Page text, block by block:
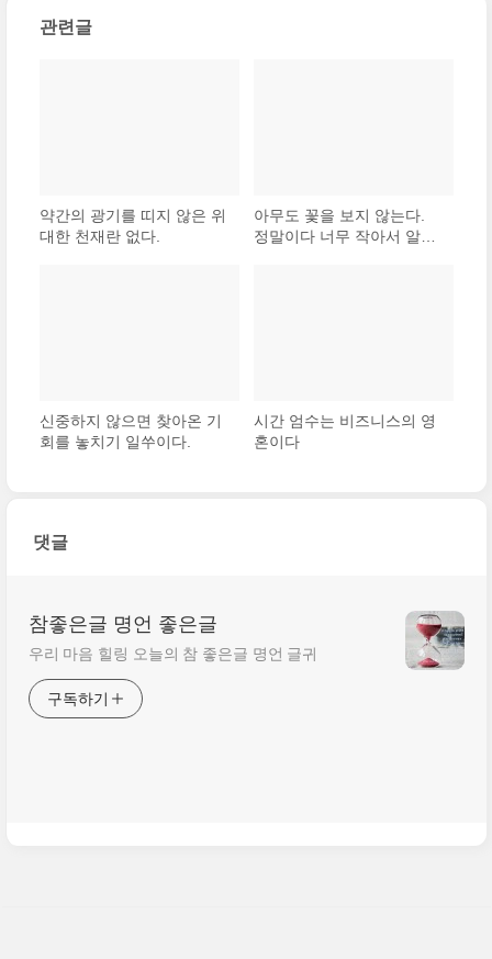
관련글
약간의 광기를 띠지 않은 위
대한 천재란 없다.
아무도 꽃을 보지 않는다.
정말이다 너무 작아서 알아
신중하지 않으면 찾아온 기
회를 놓치기 일쑤이다.
시간 엄수는 비즈니스의 영
혼이다
댓글
참좋은글 명언 좋은글
우리 마음 힐링 오늘의 참 좋은글 명언 글귀
구독하기